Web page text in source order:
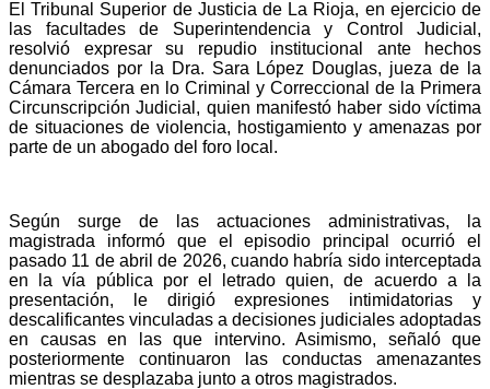
El Tribunal Superior de Justicia de La Rioja, en ejercicio de
las facultades de Superintendencia y Control Judicial,
resolvió expresar su repudio institucional ante hechos
denunciados por la Dra. Sara López Douglas, jueza de la
Cámara Tercera en lo Criminal y Correccional de la Primera
Circunscripción Judicial, quien manifestó haber sido víctima
de situaciones de violencia, hostigamiento y amenazas por
parte de un abogado del foro local.
Según surge de las actuaciones administrativas, la
magistrada informó que el episodio principal ocurrió el
pasado 11 de abril de 2026, cuando habría sido interceptada
en la vía pública por el letrado quien, de acuerdo a la
presentación, le dirigió expresiones intimidatorias y
descalificantes vinculadas a decisiones judiciales adoptadas
en causas en las que intervino. Asimismo, señaló que
posteriormente continuaron las conductas amenazantes
mientras se desplazaba junto a otros magistrados.